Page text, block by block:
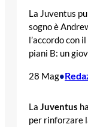
La Juventus
sogno è
l’accordo con
piani B: un
28 Mag•
La Juventus
per rinforzare